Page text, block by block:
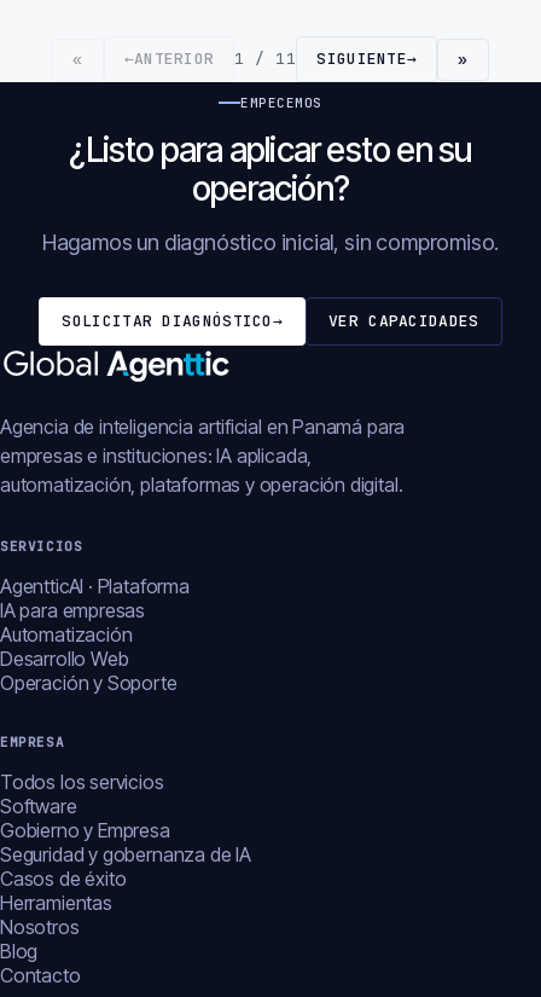
« ←ANTERIOR 1 / 11 SIGUIENTE→ »
EMPECEMOS
¿Listo para aplicar esto en su
operación?
Hagamos un diagnóstico inicial, sin compromiso.
SOLICITAR DIAGNÓSTICO→ VER CAPACIDADES
Agencia de inteligencia artificial en Panamá para
empresas e instituciones: IA aplicada,
automatización, plataformas y operación digital.
SERVICIOS
AgentticAI · Plataforma
IA para empresas
Automatización
Desarrollo Web
Operación y Soporte
EMPRESA
Todos los servicios
Software
Gobierno y Empresa
Seguridad y gobernanza de IA
Casos de éxito
Herramientas
Nosotros
Blog
Contacto